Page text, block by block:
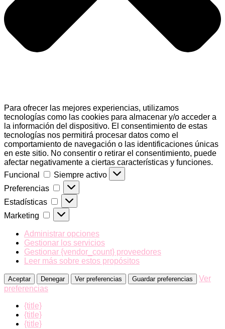
Para ofrecer las mejores experiencias, utilizamos
tecnologías como las cookies para almacenar y/o acceder a
la información del dispositivo. El consentimiento de estas
tecnologías nos permitirá procesar datos como el
comportamiento de navegación o las identificaciones únicas
en este sitio. No consentir o retirar el consentimiento, puede
afectar negativamente a ciertas características y funciones.
Funcional
Funcional
Siempre activo
Preferencias
Preferencias
Estadísticas Estadísticas
Marketing Marketing
Administrar opciones
Gestionar los servicios
Gestionar {vendor_count} proveedores
Leer más sobre estos propósitos
Aceptar Denegar Ver preferencias Guardar preferencias
Ver
preferencias
{title}
{title}
{title}